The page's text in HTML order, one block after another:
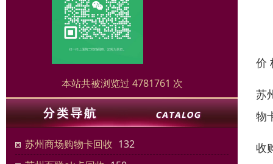
本站共被浏览过 4781761 次
苏州商场购物卡回收 132
价
苏
物
收